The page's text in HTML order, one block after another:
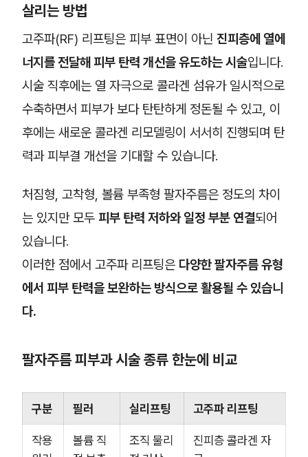
살리는 방법
고주파(RF) 리프팅은 피부 표면이 아닌 진피층에 열에
너지를 전달해 피부 탄력 개선을 유도하는 시술입니다.
시술 직후에는 열 자극으로 콜라겐 섬유가 일시적으로
수축하면서 피부가 보다 탄탄하게 정돈될 수 있고, 이
후에는 새로운 콜라겐 리모델링이 서서히 진행되며 탄
력과 피부결 개선을 기대할 수 있습니다.
처짐형, 고착형, 볼륨 부족형 팔자주름은 정도의 차이
는 있지만 모두 피부 탄력 저하와 일정 부분 연결되어
있습니다.
이러한 점에서 고주파 리프팅은 다양한 팔자주름 유형
에서 피부 탄력을 보완하는 방식으로 활용될 수 있습니
다.
팔자주름 피부과 시술 종류 한눈에 비교
구분 필러 실리프팅 고주파 리프팅
작용
볼륨 직
조직 물리
진피층 콜라겐 자